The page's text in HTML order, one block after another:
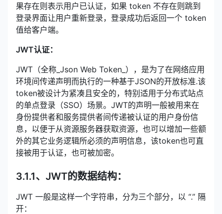
果存在则表示用户已认证，如果 token 不存在则跳到
登录界面让用户重新登录，登录成功后返回一个 token
值给客户端。
JWT认证：
JWT（全称_Json Web Token_），是为了在网络应用
环境间传递声明而执行的一种基于JSON的开放标准.该
token被设计为紧凑且安全的，特别适用于分布式站点
的单点登录（SSO）场景。JWT的声明一般被用来在
身份提供者和服务提供者间传递被认证的用户身份信
息，以便于从资源服务器获取资源，也可以增加一些额
外的其它业务逻辑所必须的声明信息，该token也可直
接被用于认证，也可被加密。
3.1.1、JWT的数据结构：
JWT 一般是这样一个字符串，分为三个部分，以 “.” 隔
开：